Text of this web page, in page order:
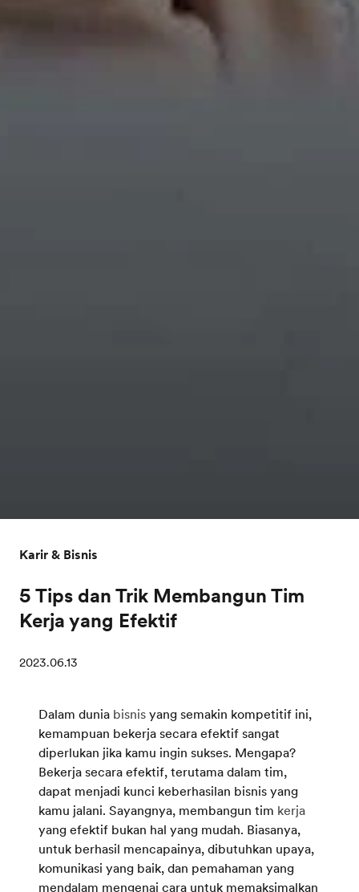
Karir & Bisnis
5 Tips dan Trik Membangun Tim
Kerja yang Efektif
2023.06.13
Dalam dunia bisnisyang semakin kompetitif ini,
kemampuan bekerja secara efektif sangat
diperlukan jika kamu ingin sukses. Mengapa?
Bekerja secara efektif, terutama dalam tim,
dapat menjadi kunci keberhasilan bisnis yang
kamu jalani. Sayangnya, membangun tim kerja
yang efektif bukan hal yang mudah. Biasanya,
untuk berhasil mencapainya, dibutuhkan upaya,
komunikasi yang baik, dan pemahaman yang
mendalam mengenai cara untuk memaksimalkan